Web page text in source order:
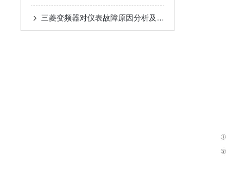
三菱变频器对仪表故障原因分析及解决措施